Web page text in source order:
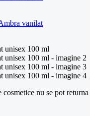
nu se pot returna